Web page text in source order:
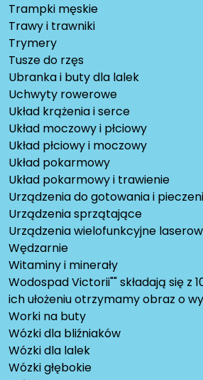
Trampki męskie
Trawy i trawniki
Trymery
Tusze do rzęs
Ubranka i buty dla lalek
Uchwyty rowerowe
Układ krążenia i serce
Układ moczowy i płciowy
Układ płciowy i moczowy
Układ pokarmowy
Układ pokarmowy i trawienie
Urządzenia do gotowania i
Urządzenia sprzątające
Urządzenia wielofunkcyjne
Wędzarnie
Witaminy i minerały
Wodospad Victorii"" składają się z
ich ułożeniu otrzymamy obraz o
Worki na buty
Wózki dla bliźniaków
Wózki dla lalek
Wózki głębokie